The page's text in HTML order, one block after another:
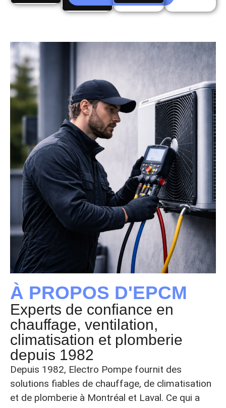
À PROPOS D'EPCM
Experts de confiance en
chauffage, ventilation,
climatisation et plomberie
depuis 1982
Depuis 1982, Electro Pompe fournit des
solutions fiables de chauffage, de climatisation
et de plomberie à Montréal et Laval. Ce qui a